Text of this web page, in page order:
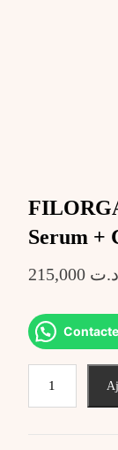
Serum +
د.ت 215,000